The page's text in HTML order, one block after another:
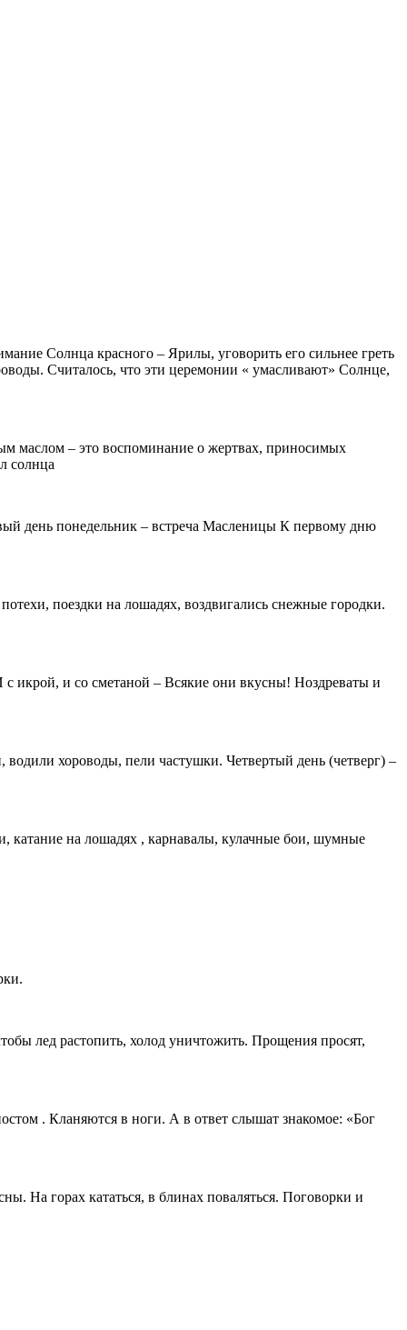
Солнца красного – Ярилы, уговорить его сильнее греть
Считалось, что эти церемонии « умасливают» Солнце,
маслом – это воспоминание о жертвах, приносимых
солнца
день понедельник – встреча Масленицы К первому дню
поездки на лошадях, воздвигались снежные городки.
икрой, и со сметаной – Всякие они вкусны! Ноздреваты и
хороводы, пели частушки. Четвертый день (четверг) –
катание на лошадях , карнавалы, кулачные бои, шумные
лед растопить, холод уничтожить. Прощения просят,
. Кланяются в ноги. А в ответ слышат знакомое: «Бог
На горах кататься, в блинах поваляться. Поговорки и